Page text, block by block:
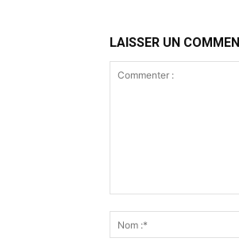
LAISSER UN